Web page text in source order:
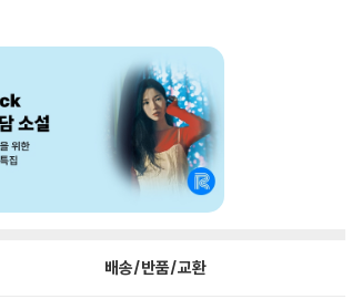
배송/반품/교환